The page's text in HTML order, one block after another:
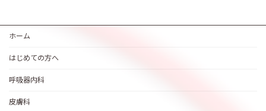
ホーム
はじめての方へ
呼吸器内科
皮膚科